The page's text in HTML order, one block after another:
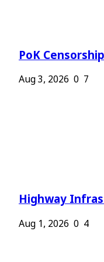
PoK
Aug 3, 2026 0 7
Highway
Aug 1, 2026 0 4